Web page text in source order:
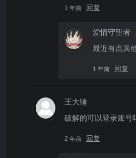
1 年前 回复
爱情守望者
最近有点其
1 年前 回复
王大锤
破解的可以登录账号
2 年前 回复